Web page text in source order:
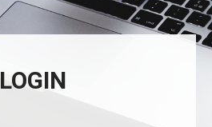
LOGIN